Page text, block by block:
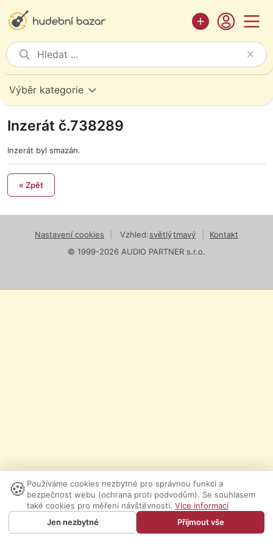
Výběr kategorie
Inzerát č.738289
Inzerát byl smazán.
« Zpět
Nastavení cookies Vzhled:světlýtmavý
Kontakt
© 1999-2026 AUDIO PARTNER s.r.o.
🍪 Používáme cookies nezbytné pro správnou funkci a
bezpečnost webu (ochrana proti podvodům). Se souhlasem
také cookies pro měření návštěvnosti. Více informací
Jen nezbytné
Přijmout vše